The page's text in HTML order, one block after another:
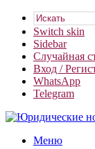
Switch skin
Sidebar
Случайная
Вход /
WhatsApp
Telegram
Меню